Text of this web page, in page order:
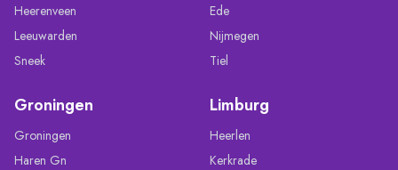
Heerenveen
Leeuwarden
Sneek
Ede
Nijmegen
Tiel
Groningen
Groningen
Haren Gn
Limburg
Heerlen
Kerkrade